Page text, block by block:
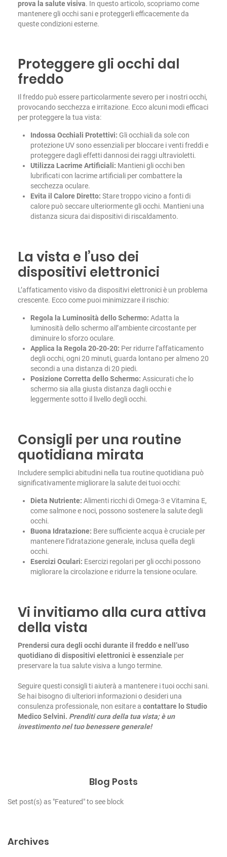
prova la salute visiva. In questo articolo, scopriamo come
mantenere gli occhi sani e proteggerli efficacemente da
queste condizioni esterne.
Proteggere gli occhi dal
freddo
Il freddo può essere particolarmente severo per i nostri occhi,
provocando secchezza e irritazione. Ecco alcuni modi efficaci
per proteggere la tua vista:
Indossa Occhiali Protettivi: Gli occhiali da sole con
protezione UV sono essenziali per bloccare i venti freddi e
proteggere dagli effetti dannosi dei raggi ultravioletti.
Utilizza Lacrime Artificiali: Mantieni gli occhi ben
lubrificati con lacrime artificiali per combattere la
secchezza oculare.
Evita il Calore Diretto: Stare troppo vicino a fonti di
calore può seccare ulteriormente gli occhi. Mantieni una
distanza sicura dai dispositivi di riscaldamento.
La vista e l’uso dei
dispositivi elettronici
L’affaticamento visivo da dispositivi elettronici è un problema
crescente. Ecco come puoi minimizzare il rischio:
Regola la Luminosità dello Schermo: Adatta la
luminosità dello schermo all’ambiente circostante per
diminuire lo sforzo oculare.
Applica la Regola 20-20-20: Per ridurre l’affaticamento
degli occhi, ogni 20 minuti, guarda lontano per almeno 20
secondi a una distanza di 20 piedi.
Posizione Corretta dello Schermo: Assicurati che lo
schermo sia alla giusta distanza dagli occhi e
leggermente sotto il livello degli occhi.
Consigli per una routine
quotidiana mirata
Includere semplici abitudini nella tua routine quotidiana può
significativamente migliorare la salute dei tuoi occhi:
Dieta Nutriente: Alimenti ricchi di Omega-3 e Vitamina E,
come salmone e noci, possono sostenere la salute degli
occhi.
Buona Idratazione: Bere sufficiente acqua è cruciale per
mantenere l’idratazione generale, inclusa quella degli
occhi.
Esercizi Oculari: Esercizi regolari per gli occhi possono
migliorare la circolazione e ridurre la tensione oculare.
Vi invitiamo alla cura attiva
della vista
Prendersi cura degli occhi durante il freddo e nell’uso
quotidiano di dispositivi elettronici è essenziale per
preservare la tua salute visiva a lungo termine.
Seguire questi consigli ti aiuterà a mantenere i tuoi occhi sani.
Se hai bisogno di ulteriori informazioni o desideri una
consulenza professionale, non esitare a contattare lo Studio
Medico Selvini. Prenditi cura della tua vista; è un
investimento nel tuo benessere generale!
Blog Posts
Set post(s) as "Featured" to see block
Archives